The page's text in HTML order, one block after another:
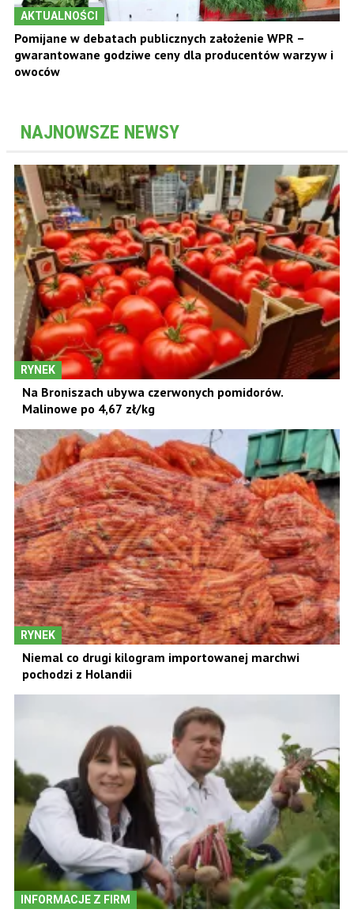
AKTUALNOŚCI
Pomijane w debatach publicznych założenie WPR –
gwarantowane godziwe ceny dla producentów warzyw i
owoców
NAJNOWSZE NEWSY
RYNEK
Na Broniszach ubywa czerwonych pomidorów.
Malinowe po 4,67 zł/kg
RYNEK
Niemal co drugi kilogram importowanej marchwi
pochodzi z Holandii
INFORMACJE Z FIRM